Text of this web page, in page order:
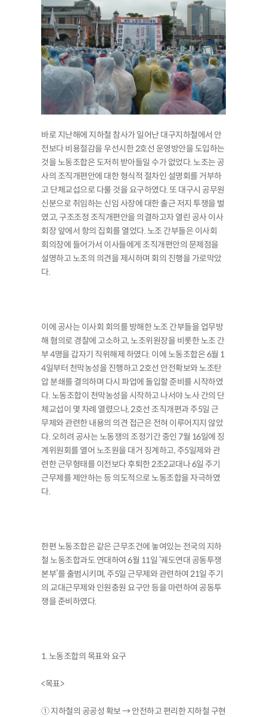
바로 지난해에 지하철 참사가 일어난 대구지하철에서 안
전보다 비용절감을 우선시한 2호선 운영방안을 도입하는
것을 노동조합은 도저히 받아들일 수가 없었다. 노조는 공
사의 조직개편안에 대한 형식적 절차인 설명회를 거부하
고 단체교섭으로 다룰 것을 요구하였다. 또 대구시 공무원
신분으로 취임하는 신임 사장에 대한 출근 저지 투쟁을 벌
였고, 구조조정 조직개편안을 의결하고자 열린 공사 이사
회장 앞에서 항의 집회를 열었다. 노조 간부들은 이사회
회의장에 들어가서 이사들에게 조직개편안의 문제점을
설명하고 노조의 의견을 제시하며 회의 진행을 가로막았
다.
이에 공사는 이사회 회의를 방해한 노조 간부들을 업무방
해 혐의로 경찰에 고소하고, 노조위원장을 비롯한 노조 간
부 4명을 갑자기 직위해제 하였다. 이에 노동조합은 6월 1
4일부터 천막농성을 진행하고 2호선 안전확보와 노조탄
압 분쇄를 결의하며 다시 파업에 돌입할 준비를 시작하였
다. 노동조합이 천막농성을 시작하고 나서야 노사 간의 단
체교섭이 몇 차례 열렸으나, 2호선 조직개편과 주5일 근
무제와 관련한 내용의 의견 접근은 전혀 이루어지지 않았
다. 오히려 공사는 노동쟁의 조정기간 중인 7월 16일에 징
계위원회를 열어 노조원을 대거 징계하고, 주5일제와 관
련한 근무형태를 이전보다 후퇴한 2조2교대나 6일 주기
근무제를 제안하는 등 의도적으로 노동조합을 자극하였
다.
한편 노동조합은 같은 근무조건에 놓여있는 전국의 지하
철 노동조합과도 연대하여 6월 11일 ‘궤도연대 공동투쟁
본부’를 출범시키며, 주5일 근무제와 관련하여 21일 주기
의 교대근무제와 인원충원 요구안 등을 마련하여 공동투
쟁을 준비하였다.
1. 노동조합의 목표와 요구
<목표>
① 지하철의 공공성 확보 → 안전하고 편리한 지하철 구현